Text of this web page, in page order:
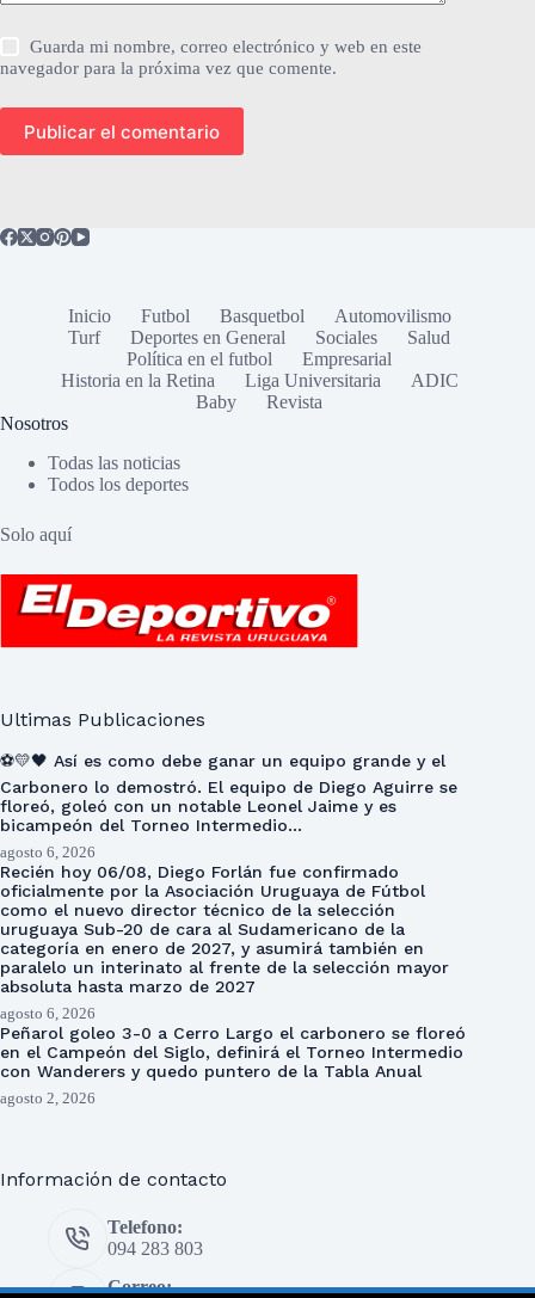
Guarda mi nombre, correo electrónico y web en este
navegador para la próxima vez que comente.
Publicar el comentario
Inicio Futbol Basquetbol
Automovilismo
Turf
Deportes en General Sociales
Salud
Política en el futbol
Empresarial
Historia en la Retina
Liga Universitaria
ADIC
Baby
Revista
Nosotros
Todas las noticias
Todos los deportes
Solo aquí
Ultimas Publicaciones
⚽💛🖤 Así es como debe ganar un equipo grande y el
Carbonero lo demostró. El equipo de Diego Aguirre se
floreó, goleó con un notable Leonel Jaime y es
bicampeón del Torneo Intermedio…
agosto 6, 2026
Recién hoy 06/08, Diego Forlán fue confirmado
oficialmente por la Asociación Uruguaya de Fútbol
como el nuevo director técnico de la selección
uruguaya Sub-20 de cara al Sudamericano de la
categoría en enero de 2027, y asumirá también en
paralelo un interinato al frente de la selección mayor
absoluta hasta marzo de 2027
agosto 6, 2026
Peñarol goleo 3-0 a Cerro Largo el carbonero se floreó
en el Campeón del Siglo, definirá el Torneo Intermedio
con Wanderers y quedo puntero de la Tabla Anual
agosto 2, 2026
Información de contacto
Telefono:
094 283 803
Correo: